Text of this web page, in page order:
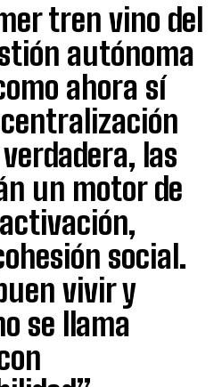
tren vino del
autónoma
ahora sí
las
un motor de
social.
vivir y
se llama